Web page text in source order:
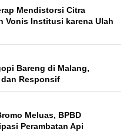
Mendistorsi Citra
Vonis Institusi karena Ulah
Bareng di Malang,
Responsif
Meluas, BPBD
Perambatan Api